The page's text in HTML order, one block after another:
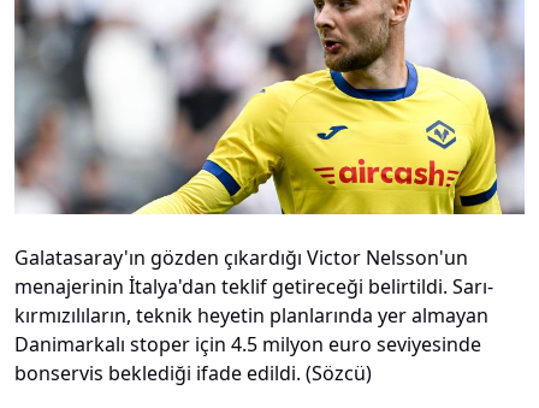
Galatasaray'ın gözden çıkardığı Victor Nelsson'un
menajerinin İtalya'dan teklif getireceği belirtildi. Sarı-
kırmızılıların, teknik heyetin planlarında yer almayan
Danimarkalı stoper için 4.5 milyon euro seviyesinde
bonservis beklediği ifade edildi. (Sözcü)